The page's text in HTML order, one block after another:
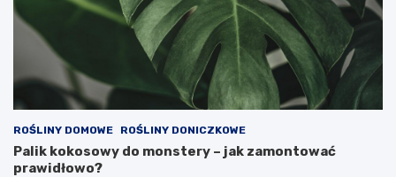
ROŚLINY DOMOWE ROŚLINY DONICZKOWE
Palik kokosowy do monstery – jak zamontować
prawidłowo?